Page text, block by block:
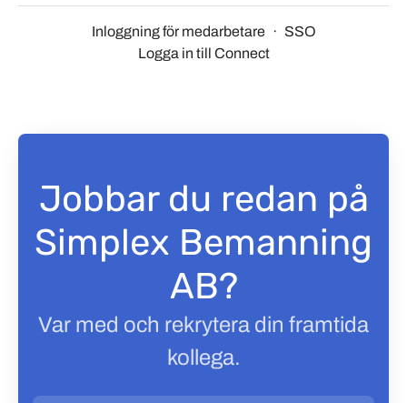
Inloggning för medarbetare · SSO
Logga in till Connect
Jobbar du redan på
Simplex Bemanning
AB?
Var med och rekrytera din framtida
kollega.